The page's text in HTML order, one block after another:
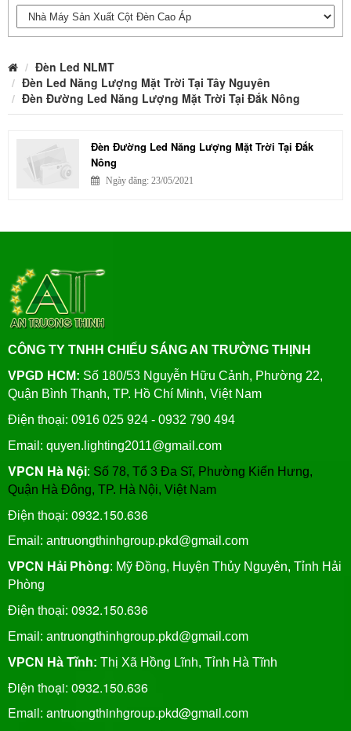
Đèn Led NLMT
Đèn Led Năng Lượng Mặt Trời Tại Tây Nguyên
Đèn Đường Led Năng Lượng Mặt Trời Tại Đắk Nông
Đèn Đường Led Năng Lượng Mặt Trời Tại Đắk
Nông
Ngày đăng: 23/05/2021
CÔNG TY TNHH CHIẾU SÁNG AN TRƯỜNG THỊNH
VPGD HCM: Số 180/53 Nguyễn Hữu Cảnh, Phường 22,
Quận Bình Thạnh, TP. Hồ Chí Minh, Việt Nam
Điện thoại: 0916 025 924 - 0932 790 494
Email: quyen.lighting2011@gmail.com
VPCN Hà Nội: Số 78, Tổ 3 Đa Sĩ, Phường Kiến Hưng,
Quận Hà Đông, TP. Hà Nội, Việt Nam
Điện thoại: 0932.150.636
Email: antruongthinhgroup.pkd@gmail.com
VPCN Hải Phòng: Mỹ Đồng, Huyện Thủy Nguyên, Tỉnh Hải
Phòng
Điện thoại: 0932.150.636
Email: antruongthinhgroup.pkd@gmail.com
VPCN Hà Tĩnh: Thị Xã Hồng Lĩnh, Tỉnh Hà Tĩnh
Điện thoại: 0932.150.636
Email: antruongthinhgroup.pkd@gmail.com